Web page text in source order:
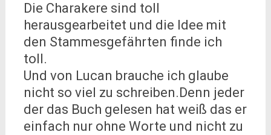
Die Charakere sind toll
herausgearbeitet und die Idee mit
den Stammesgefährten finde ich
toll.
Und von Lucan brauche ich glaube
nicht so viel zu schreiben.Denn jeder
der das Buch gelesen hat weiß das er
einfach nur ohne Worte und nicht zu